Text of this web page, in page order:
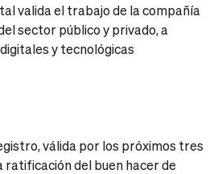
valida el trabajo de la compañía
sector público y privado, a
y tecnológicas
válida por los próximos tres
ratificación del buen hacer de